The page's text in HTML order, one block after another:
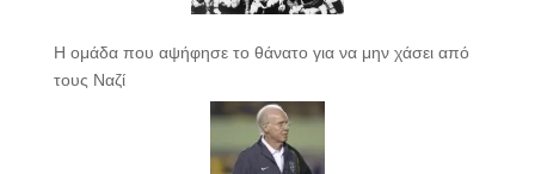
Η ομάδα που αψήφησε το θάνατο για να μην χάσει από
τους Ναζί